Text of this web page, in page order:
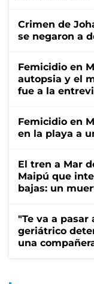
Crimen de
se negaron a
Femicidio en
autopsia y el
fue a la
Femicidio en
en la playa a
El tren a Mar
Maipú que
bajas: un
"Te va a pasar
geriátrico
una